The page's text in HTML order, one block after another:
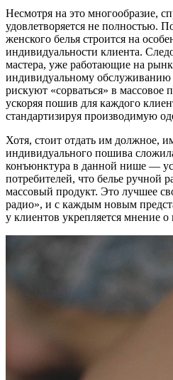
Несмотря на это многообразие,
удовлетворяется не полностью.
женского белья строится на
индивидуальности клиента.
мастера, уже работающие на
индивидуальному обслуживанию
рискуют «сорваться» в массовое
ускоряя пошив для каждого
стандартизируя производимую
Хотя, стоит отдать им должное,
индивидуального пошива
конъюнктура в данной нише —
потребителей, что белье ручной
массовый продукт. Это лучшее
радио», и с каждым новым
у клиентов укрепляется мнение